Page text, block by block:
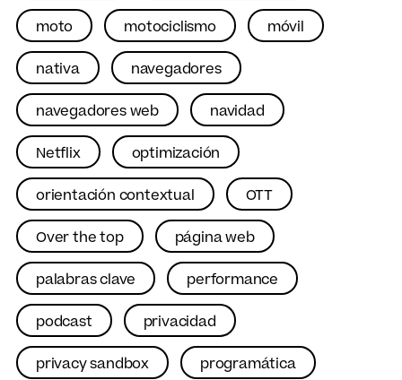
moto motociclismo móvil
nativa navegadores
navegadores web navidad
Netflix optimización
orientación contextual OTT
Over the top página web
palabras clave performance
podcast privacidad
privacy sandbox programática